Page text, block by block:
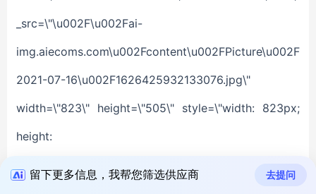
留下更多信息，我帮您筛选供应商 去提问